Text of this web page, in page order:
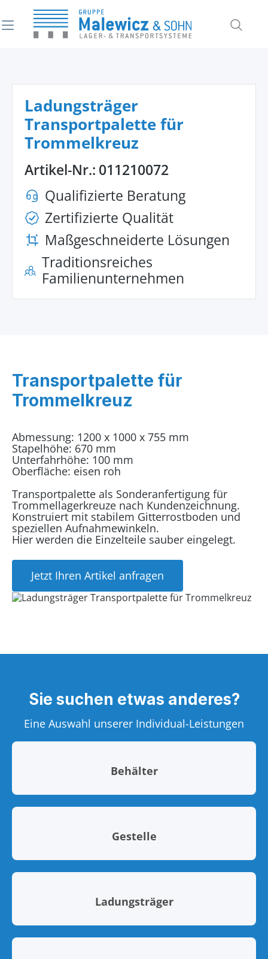
springen
Ladungsträger
Transportpalette für
Trommelkreuz
Artikel-Nr.: 011210072
Qualifizierte Beratung
Zertifizierte Qualität
Maßgeschneiderte Lösungen
Traditionsreiches
Familienunternehmen
Transportpalette für
Trommelkreuz
Abmessung: 1200 x 1000 x 755 mm
Stapelhöhe: 670 mm
Unterfahrhöhe: 100 mm
Oberfläche: eisen roh
Transportpalette als Sonderanfertigung für
Trommellagerkreuze nach Kundenzeichnung.
Konstruiert mit stabilem Gitterrostboden und
speziellen Aufnahmewinkeln.
Hier werden die Einzelteile sauber eingelegt.
Jetzt Ihren Artikel anfragen
Sie suchen etwas anderes?
Eine Auswahl unserer Individual-Leistungen
Behälter
Gestelle
Ladungsträger